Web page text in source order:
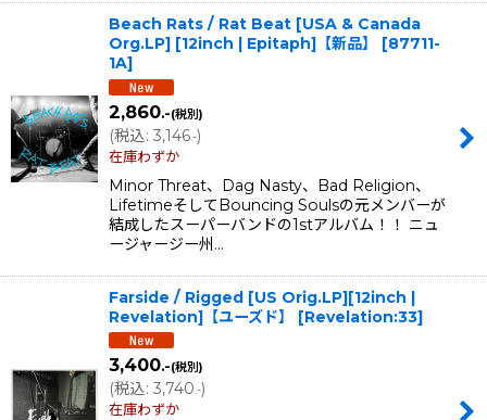
Beach Rats / Rat Beat [USA & Canada
Org.LP] [12inch | Epitaph]【新品】
[87711-
1A]
2,860.-(税別)
(税込: 3,146.-)
在庫わずか
Minor Threat、Dag Nasty、Bad Religion、
LifetimeそしてBouncing Soulsの元メンバーが
結成したスーパーバンドの1stアルバム！！ ニュ
ージャージー州…
Farside / Rigged [US Orig.LP][12inch |
Revelation]【ユーズド】
[Revelation:33]
3,400.-(税別)
(税込: 3,740.-)
在庫わずか